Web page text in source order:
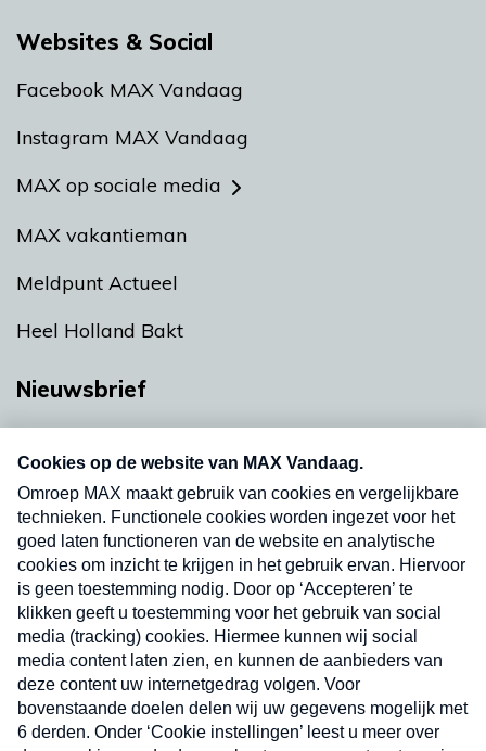
Websites & Social
Facebook MAX Vandaag
Instagram MAX Vandaag
MAX op sociale media
MAX vakantieman
Meldpunt Actueel
Heel Holland Bakt
Nieuwsbrief
nieuwsbrief. Elke vrijdag- en dinsdagochtend in
uw mailbox.
Verzend